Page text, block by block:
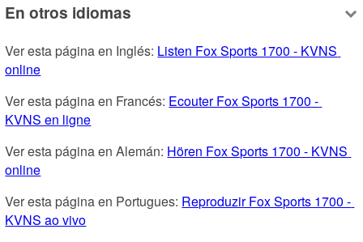
En otros idiomas
Ver esta página en Inglés: Listen Fox Sports 1700 - KVNS
online
Ver esta página en Francés: Ecouter Fox Sports 1700 -
KVNS en ligne
Ver esta página en Alemán: Hören Fox Sports 1700 - KVNS
online
Ver esta página en Portugues: Reproduzir Fox Sports 1700 -
KVNS ao vivo